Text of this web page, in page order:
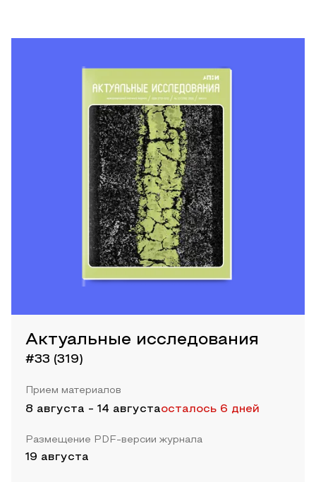
Актуальные исследования
#33 (319)
Прием материалов
8 августа - 14 августаосталось 6 дней
Размещение PDF-версии журнала
19 августа